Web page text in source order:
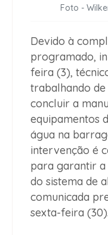
Foto -
Devido à
programado,
feira (3),
trabalhando
concluir a
equipamentos
água na
intervenção é
para garantir
do sistema de
comunicada
sexta-feira (30).